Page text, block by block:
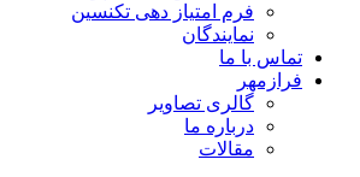
فرم امتیاز دهی تکنسین
نمایندگان
تماس با ما
فرازمهر
گالری تصاویر
درباره ما
مقالات